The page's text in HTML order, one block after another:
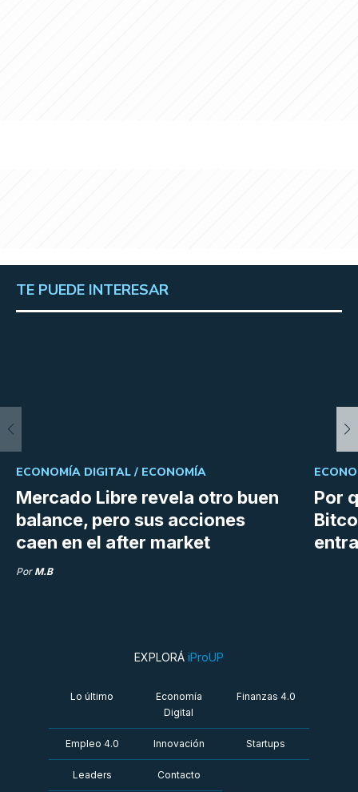
TE PUEDE INTERESAR
Mercado Libre revela otro buen
balance, pero sus acciones
caen en el after market
ECONOMÍA DIGITAL / ECONOMÍA
Por M.B
Por
EXPLORÁ iProUP
Lo último
Economía
Digital
Finanzas 4.0
Empleo 4.0 Innovación Startups
Leaders Contacto